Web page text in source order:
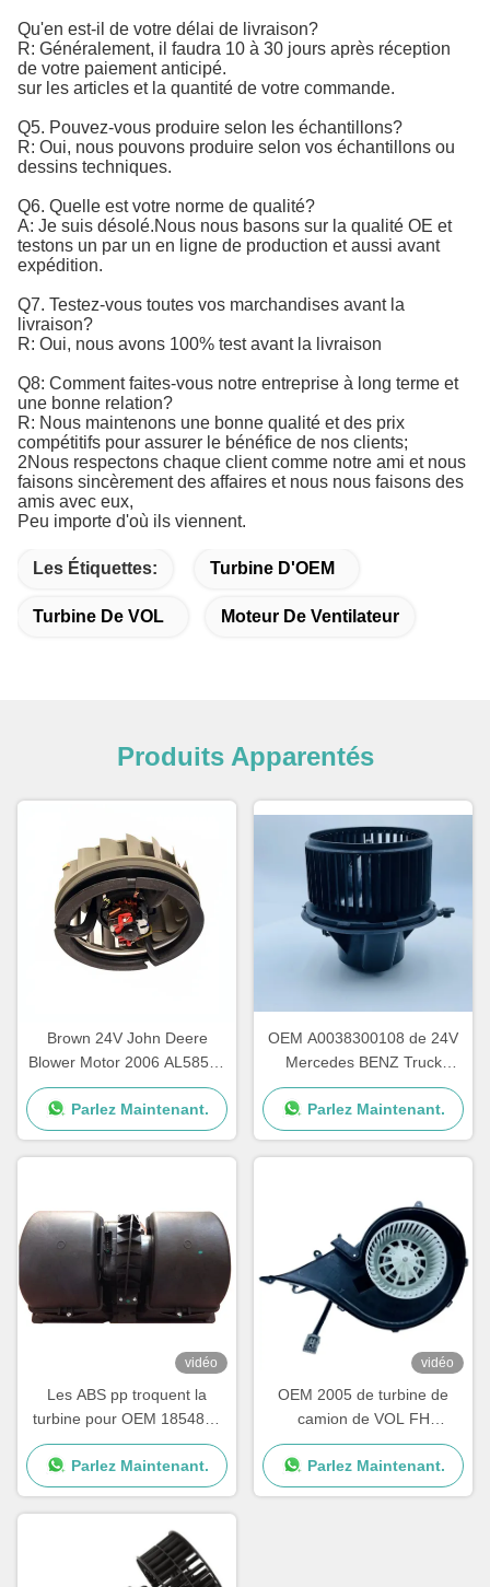
Qu'en est-il de votre délai de livraison?
R: Généralement, il faudra 10 à 30 jours après réception
de votre paiement anticipé.
sur les articles et la quantité de votre commande.
Q5. Pouvez-vous produire selon les échantillons?
R: Oui, nous pouvons produire selon vos échantillons ou
dessins techniques.
Q6. Quelle est votre norme de qualité?
A: Je suis désolé.Nous nous basons sur la qualité OE et
testons un par un en ligne de production et aussi avant
expédition.
Q7. Testez-vous toutes vos marchandises avant la
livraison?
R: Oui, nous avons 100% test avant la livraison
Q8: Comment faites-vous notre entreprise à long terme et
une bonne relation?
R: Nous maintenons une bonne qualité et des prix
compétitifs pour assurer le bénéfice de nos clients;
2Nous respectons chaque client comme notre ami et nous
faisons sincèrement des affaires et nous nous faisons des
amis avec eux,
Peu importe d'où ils viennent.
Les Étiquettes: Turbine D'OEM
Turbine De VOL Moteur De Ventilateur
Produits Apparentés
Brown 24V John Deere
Blower Motor 2006 AL58527
62412082 une garantie d'an
Parlez Maintenant.
OEM A0038300108 de 24V
Mercedes BENZ Truck
Blower Motor AXOR ATEGO
Parlez Maintenant.
vidéo
Les ABS pp troquent la
turbine pour OEM 1854876
de série de Scania G P R
2195206 1854877
DDSC003TT
Parlez Maintenant.
vidéo
OEM 2005 de turbine de
camion de VOL FH
84223449 82349000
7482349000
Parlez Maintenant.